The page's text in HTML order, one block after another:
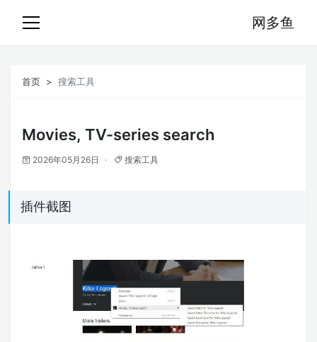
网多鱼
首页 搜索工具
Movies, TV-series search
2026年05月26日 搜索工具
插件截图